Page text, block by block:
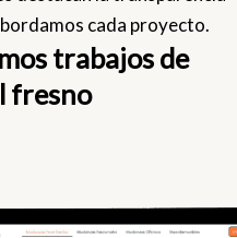
cada proyecto.
trabajos de
fresno